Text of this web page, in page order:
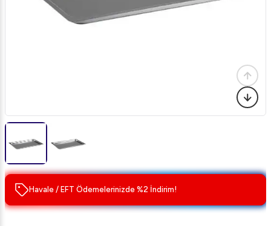
Havale / EFT Ödemelerinizde %2 İndirim!